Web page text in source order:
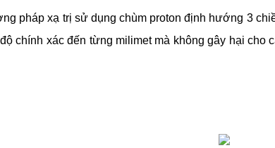
pháp xạ trị sử dụng chùm proton định hướng 3
chính xác đến từng milimet mà không gây hại cho